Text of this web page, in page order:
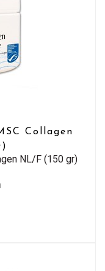
Collagen
NL/F (150 gr)